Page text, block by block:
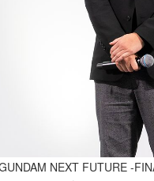
NEXT FUTURE -